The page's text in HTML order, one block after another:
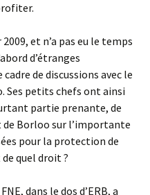
et n’a pas eu le temps
d’étranges
de discussions avec le
Ses petits chefs ont ainsi
partie prenante, de
Borloo sur l’importante
pour la protection de
quel droit ?
dans le dos d’ERB, a